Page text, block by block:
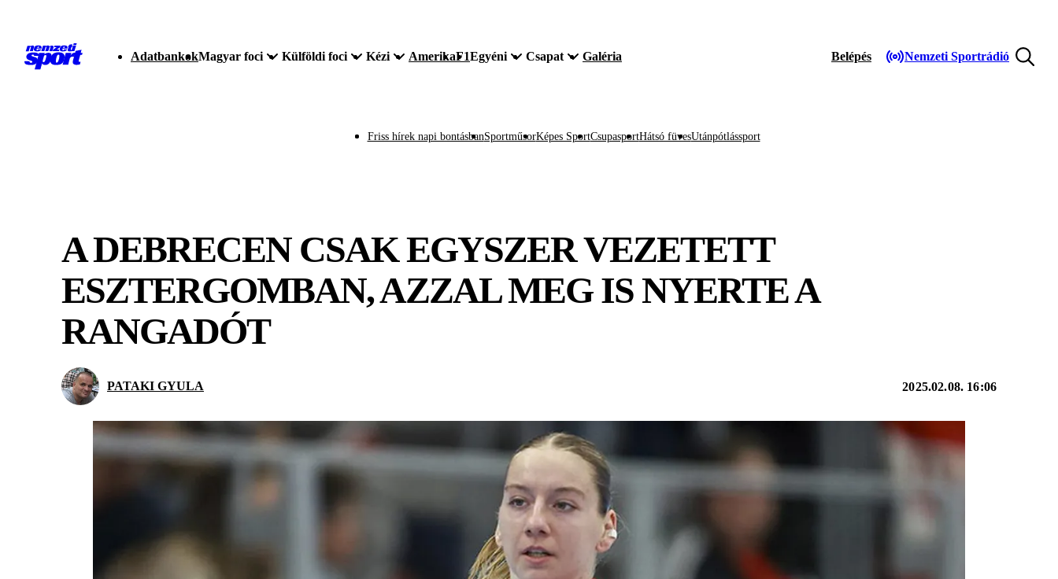
AdatbankokMagyar foci Külföldi foci Kézi AmerikaF1Egyéni Csapat Galéria Belépés Nemzeti Sportrádió
Friss hírek napi bontásbanSportműsorKépes SportCsupasportHátsó füvesUtánpótlássport
A DEBRECEN CSAK EGYSZER VEZETETT
ESZTERGOMBAN, AZZAL MEG IS NYERTE A
RANGADÓT
PATAKI GYULA 2025.02.08. 16:06